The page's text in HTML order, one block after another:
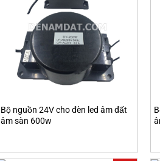
Bộ nguồn 24V cho đèn led âm đất
âm sàn 600w